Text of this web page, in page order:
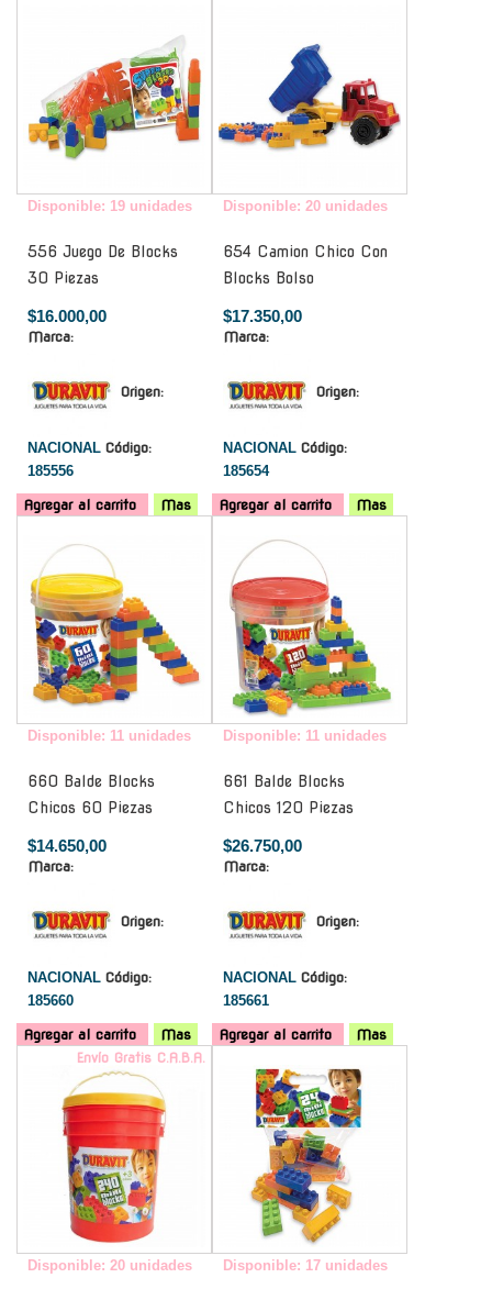
Disponible: 19 unidades
556 Juego De Blocks
30 Piezas
$16.000,00
Marca:
Origen:
NACIONAL Código:
185556
Agregar al carrito Mas
Disponible: 20 unidades
654 Camion Chico Con
Blocks Bolso
$17.350,00
Marca:
Origen:
NACIONAL Código:
185654
Agregar al carrito
Mas
Disponible: 11 unidades
660 Balde Blocks
Chicos 60 Piezas
$14.650,00
Marca:
Origen:
NACIONAL Código:
185660
Agregar al carrito Mas
Disponible: 11 unidades
661 Balde Blocks
Chicos 120 Piezas
$26.750,00
Marca:
Origen:
NACIONAL Código:
185661
Agregar al carrito
Mas
Envío Gratis C.A.B.A.
Disponible: 20 unidades Disponible: 17 unidades